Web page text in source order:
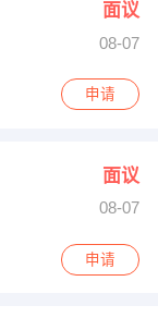
面议
08-07
申请
面议
08-07
申请